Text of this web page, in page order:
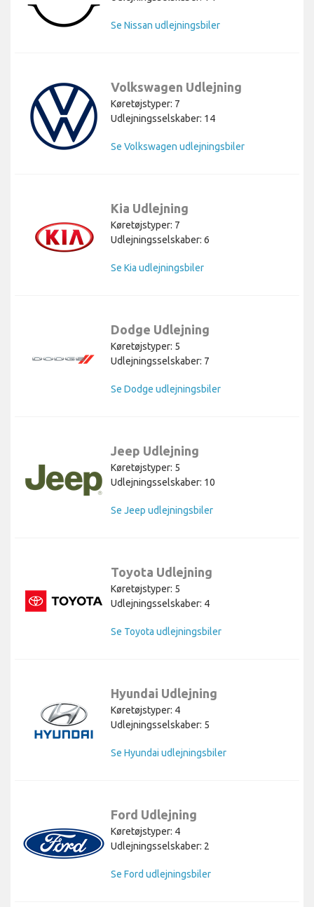
Se Nissan udlejningsbiler
Volkswagen Udlejning
Køretøjstyper: 7
Udlejningsselskaber: 14
Se Volkswagen udlejningsbiler
Kia Udlejning
Køretøjstyper: 7
Udlejningsselskaber: 6
Se Kia udlejningsbiler
Dodge Udlejning
Køretøjstyper: 5
Udlejningsselskaber: 7
Se Dodge udlejningsbiler
Jeep Udlejning
Køretøjstyper: 5
Udlejningsselskaber: 10
Se Jeep udlejningsbiler
Toyota Udlejning
Køretøjstyper: 5
Udlejningsselskaber: 4
Se Toyota udlejningsbiler
Hyundai Udlejning
Køretøjstyper: 4
Udlejningsselskaber: 5
Se Hyundai udlejningsbiler
Ford Udlejning
Køretøjstyper: 4
Udlejningsselskaber: 2
Se Ford udlejningsbiler